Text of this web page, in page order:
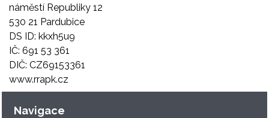
náměstí Republiky 12
530 21 Pardubice
DS ID: kkxh5u9
IČ: 691 53 361
DIČ: CZ69153361
www.rrapk.cz
Navigace